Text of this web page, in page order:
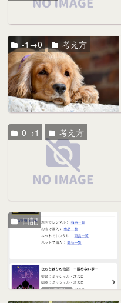
-1→0 考え方
0→1 考え方
日記